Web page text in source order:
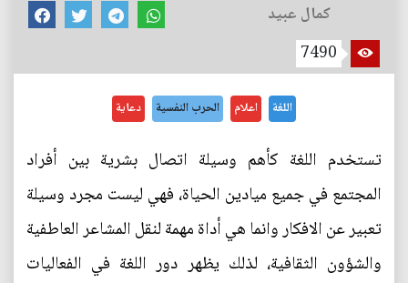
كمال عبيد
7490
اللغة اعلام الحرب النفسية دعاية
تستخدم اللغة كأهم وسيلة اتصال بشرية بين أفراد
المجتمع في جميع ميادين الحياة، فهي ليست مجرد وسيلة
تعبير عن الافكار وانما هي أداة مهمة لنقل المشاعر العاطفية
والشؤون الثقافية، لذلك يظهر دور اللغة في الفعاليات